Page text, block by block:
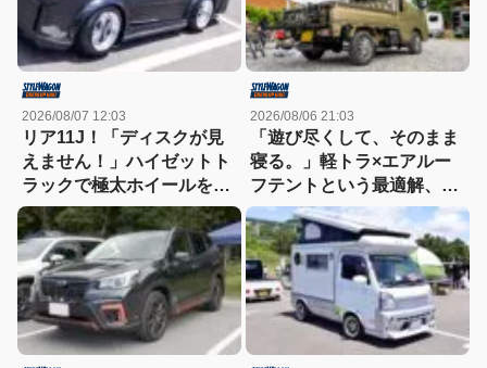
2026/08/07 12:03
リア11J！「ディスクが見
えません！」ハイゼットト
ラックで極太ホイールを履
きこなす！
2026/08/06 21:03
「遊び尽くして、そのまま
寝る。」軽トラ×エアルー
フテントという最適解、見
つけた!!